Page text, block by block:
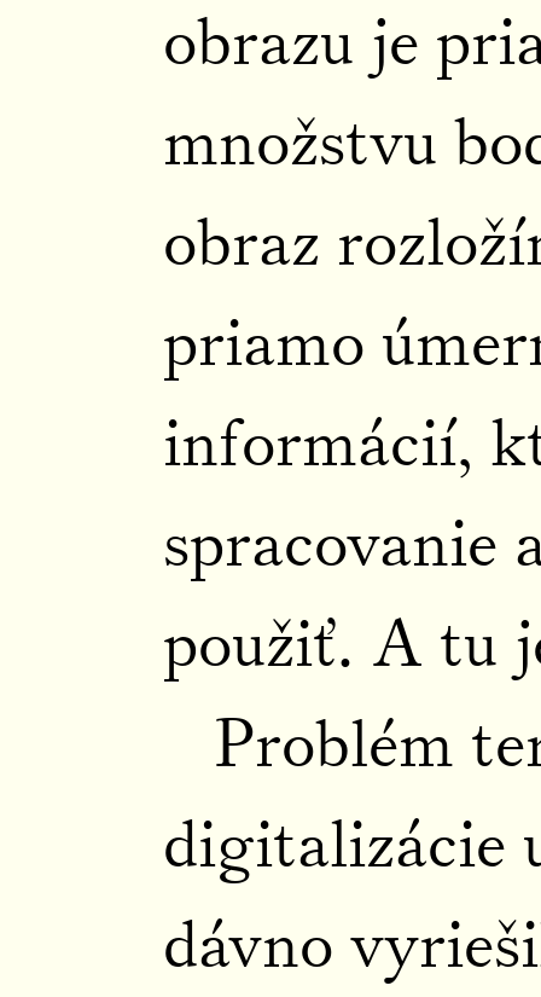
obrazu je
množstvu
obraz
priamo
informácií,
spracovanie
použiť. A tu
Problém
digitalizácie
dávno